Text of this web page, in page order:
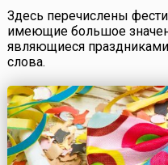
Здесь перечислены
имеющие большое
являющиеся
слова.